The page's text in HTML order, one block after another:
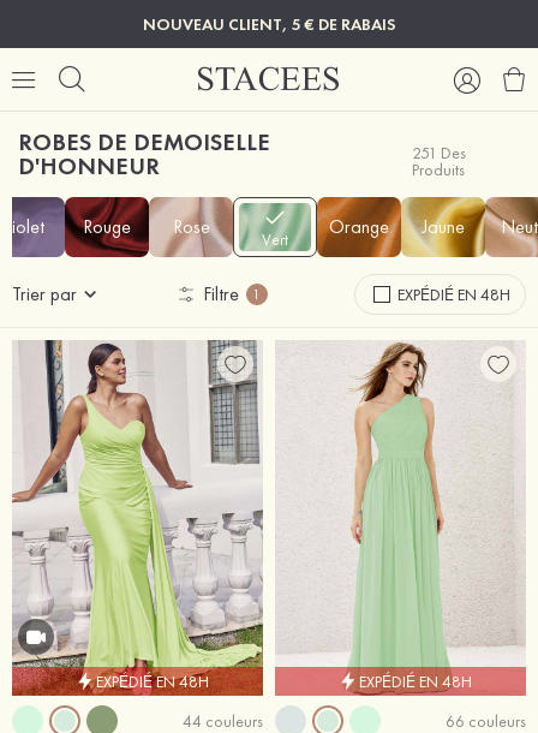
NOUVEAU CLIENT, 5 € DE RABAIS
ROBES DE DEMOISELLE
D'HONNEUR 251 Des
Produits
Violet Rouge Rose Vert Orange Jaune
Trier par Filtre 1 EXPÉDIÉ EN 48H
EXPÉDIÉ EN 48H
44 couleurs
EXPÉDIÉ EN 48H
66 couleurs